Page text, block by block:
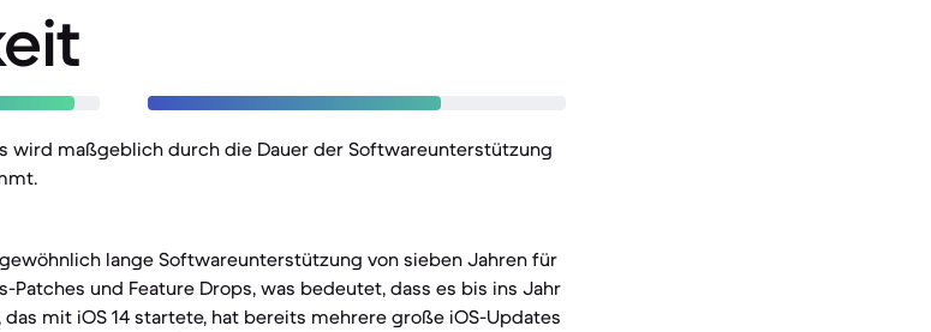
wird maßgeblich durch die Dauer der Softwareunterstützung
lange Softwareunterstützung von sieben Jahren für
und Feature Drops, was bedeutet, dass es bis ins Jahr
das mit iOS 14 startete, hat bereits mehrere große iOS-Updates